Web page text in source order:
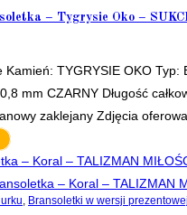
– Tygrysie Oko –
Kamień: TYGRYSIE OKO
mm CZARNY Długość
zaklejany Zdjęcia
, Bransoletki w wersji